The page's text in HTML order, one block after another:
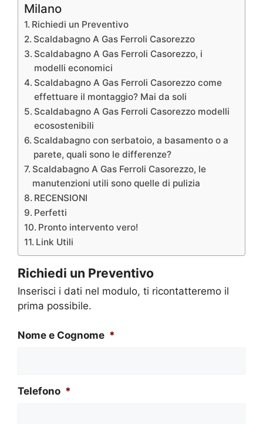
Milano
Richiedi un Preventivo
Scaldabagno A Gas Ferroli Casorezzo
Scaldabagno A Gas Ferroli Casorezzo, i
modelli economici
Scaldabagno A Gas Ferroli Casorezzo come
effettuare il montaggio? Mai da soli
Scaldabagno A Gas Ferroli Casorezzo modelli
ecosostenibili
Scaldabagno con serbatoio, a basamento o a
parete, quali sono le differenze?
Scaldabagno A Gas Ferroli Casorezzo, le
manutenzioni utili sono quelle di pulizia
RECENSIONI
Perfetti
Pronto intervento vero!
Link Utili
Richiedi un Preventivo
Inserisci i dati nel modulo, ti ricontatteremo il
prima possibile.
Nome e Cognome *
Telefono *